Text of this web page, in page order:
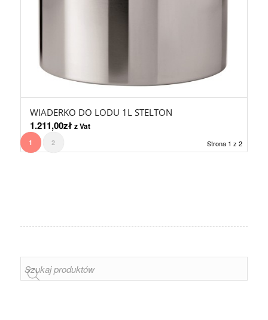
WIADERKO DO LODU 1L STELTON
1.211,00zł z Vat
Strona 1 z 2
1 2